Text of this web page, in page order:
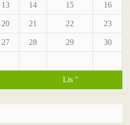
13 14 15 16
20 21 22 23
27 28 29 30
Lis "